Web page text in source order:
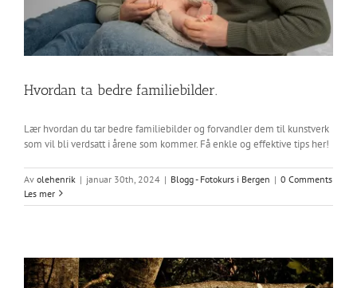
Hvordan ta bedre familiebilder.
Lær hvordan du tar bedre familiebilder og forvandler dem til kunstverk
som vil bli verdsatt i årene som kommer. Få enkle og effektive tips her!
Av olehenrik | januar 30th, 2024 | Blogg - Fotokurs i Bergen | 0 Comments
Les mer